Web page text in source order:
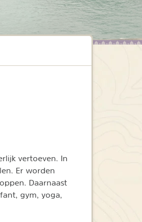
vertoeven. In
Er worden
Daarnaast
gym, yoga,